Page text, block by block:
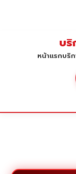
บริ
หน้าแรกบริ